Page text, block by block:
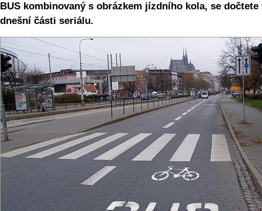
BUS kombinovaný s obrázkem jízdního kola, se dočtete
dnešní části seriálu.